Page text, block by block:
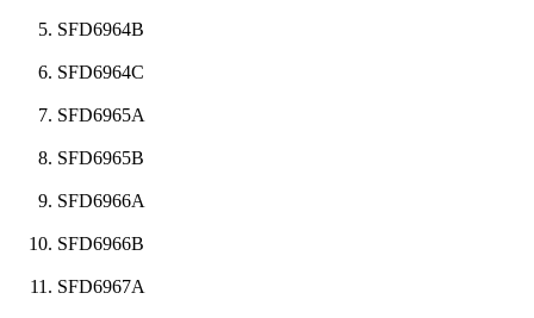
SFD6964B
SFD6964C
SFD6965A
SFD6965B
SFD6966A
SFD6966B
SFD6967A